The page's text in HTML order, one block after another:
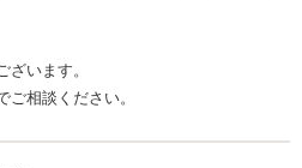
います。
相談ください。